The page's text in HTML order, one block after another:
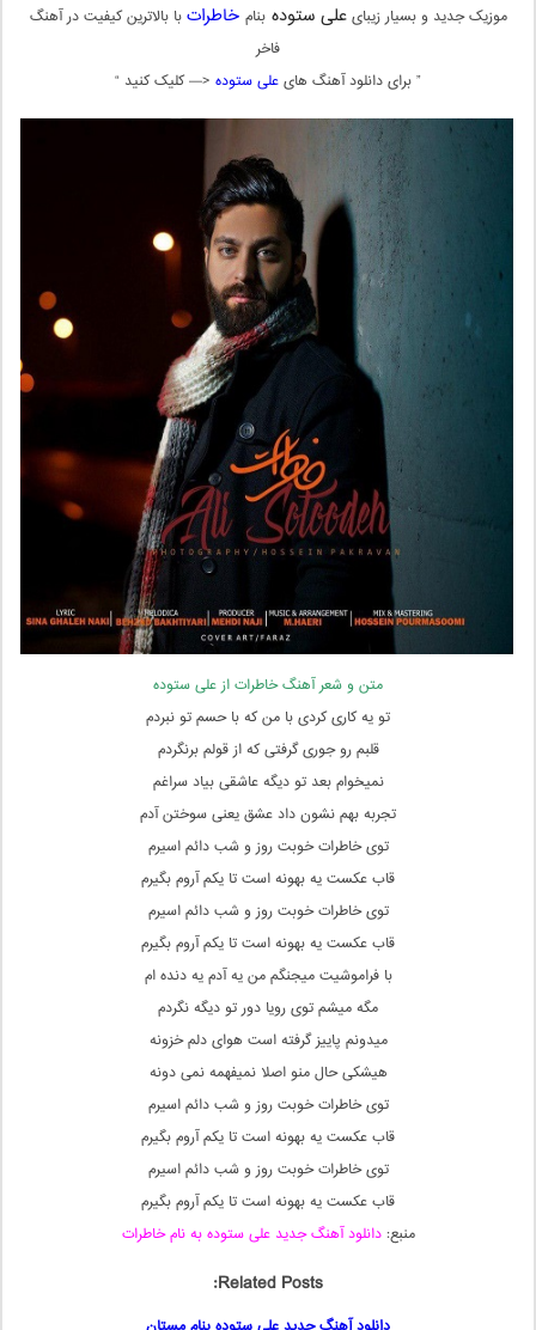
موزیک جدید و بسیار زیبایعلی ستودهبنام خاطراتبا بالاترین کیفیت در آهنگ
فاخر
” برای دانلود آهنگ هایعلی ستوده <— کلیک کنید “
متن و شعر آهنگ خاطرات از علی ستوده
تو یه کاری کردی با من که با حسم تو نبردم
قلبم رو جوری گرفتی که از قولم برنگردم
نمیخوام بعد تو دیگه عاشقی بیاد سراغم
تجربه بهم نشون داد عشق یعنی سوختن آدم
توی خاطرات خوبت روز و شب دائم اسیرم
قاب عکست یه بهونه است تا یکم آروم بگیرم
توی خاطرات خوبت روز و شب دائم اسیرم
قاب عکست یه بهونه است تا یکم آروم بگیرم
با فراموشیت میجنگم من یه آدم یه دنده ام
مگه میشم توی رویا دور تو دیگه نگردم
میدونم پاییز گرفته است هوای دلم خزونه
هیشکی حال منو اصلا نمیفهمه نمی دونه
توی خاطرات خوبت روز و شب دائم اسیرم
قاب عکست یه بهونه است تا یکم آروم بگیرم
توی خاطرات خوبت روز و شب دائم اسیرم
قاب عکست یه بهونه است تا یکم آروم بگیرم
منبع:دانلود آهنگ جدید علی ستوده به نام خاطرات
Related Posts: